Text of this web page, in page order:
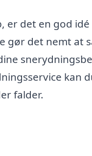
er det en god
gør det nemt at
kan
falder.